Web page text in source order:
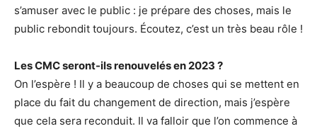
s’amuser avec le public : je prépare des choses, mais le
public rebondit toujours. Écoutez, c’est un très beau rôle !
Les CMC seront-ils renouvelés en 2023 ?
On l’espère ! Il y a beaucoup de choses qui se mettent en
place du fait du changement de direction, mais j’espère
que cela sera reconduit. Il va falloir que l’on commence à